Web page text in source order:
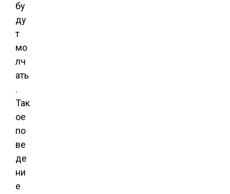
бу
ду
т
мо
лч
ать
.
Так
ое
по
ве
де
ни
е